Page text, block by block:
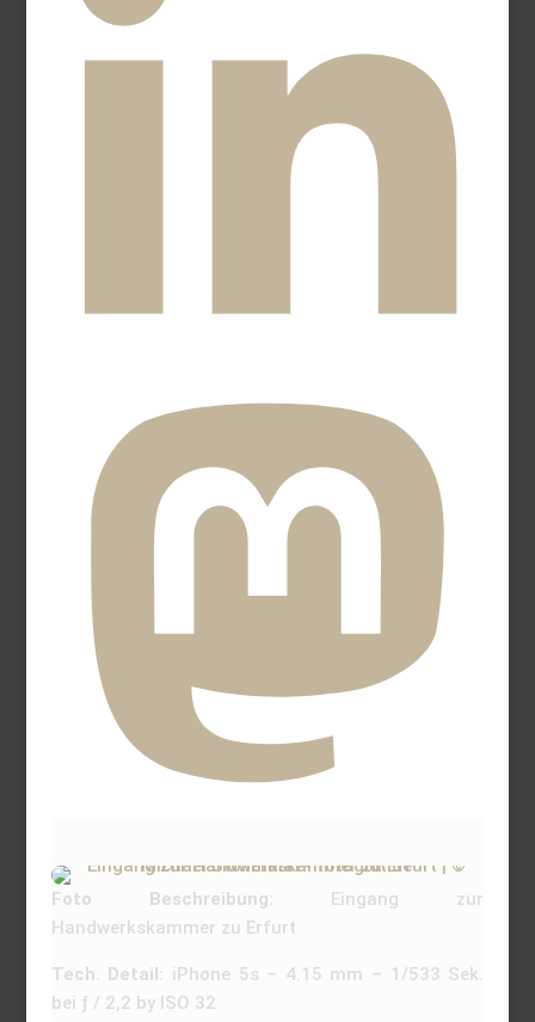
Foto Beschreibung: Eingang zur
Handwerkskammer zu Erfurt
Tech. Detail: iPhone 5s – 4.15 mm – 1/533 Sek.
bei ƒ / 2,2 by ISO 32